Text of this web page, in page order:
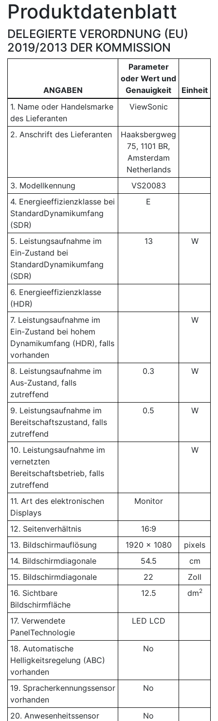
Produktdatenblatt
DELEGIERTE VERORDNUNG (EU)
2019/2013 DER KOMMISSION
ANGABEN
Parameter
oder Wert und
Genauigkeit
Einheit
1. Name oder Handelsmarke
des Lieferanten
ViewSonic
2. Anschrift des Lieferanten
Haaksbergweg
75, 1101 BR,
Amsterdam
Netherlands
3. Modellkennung
VS20083
4. Energieeffizienzklasse bei
StandardDynamikumfang
(SDR)
E
5. Leistungsaufnahme im
Ein-Zustand bei
StandardDynamikumfang
(SDR)
13 W
6. Energieeffizienzklasse
(HDR)
7. Leistungsaufnahme im
Ein-Zustand bei hohem
Dynamikumfang (HDR), falls
vorhanden
W
8. Leistungsaufnahme im
Aus-Zustand, falls
zutreffend
0.3 W
9. Leistungsaufnahme im
Bereitschaftszustand, falls
zutreffend
0.5 W
10. Leistungsaufnahme im
vernetzten
Bereitschaftsbetrieb, falls
zutreffend
W
11. Art des elektronischen
Displays
Monitor
12. Seitenverhältnis
16:9
13. Bildschirmauflösung
1920 x 1080
pixels
14. Bildschirmdiagonale
54.5
cm
15. Bildschirmdiagonale
22
Zoll
16. Sichtbare
Bildschirmfläche
12.5 dm2
17. Verwendete
PanelTechnologie
LED LCD
18. Automatische
Helligkeitsregelung (ABC)
vorhanden
No
19. Spracherkennungssensor
vorhanden
No
20. Anwesenheitssensor
No